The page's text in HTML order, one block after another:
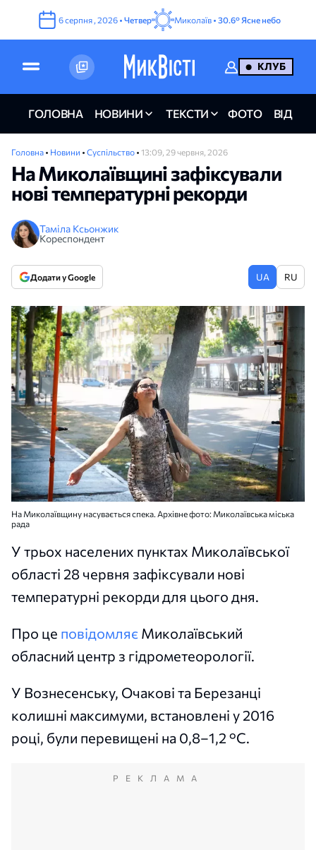
6серпня , 2026 • Четвер Миколаїв • 30.6° Ясне небо
КЛУБ
ГОЛОВНА НОВИНИ ТЕКСТИ ФОТО ВІДЕО
Головна • Новини • Суспільство • 13:09, 29 червня, 2026
На Миколаївщині зафіксували
нові температурні рекорди
Таміла Ксьонжик
Кореспондент
Додати у Google UA RU
На Миколаївщину насувається спека. Архівне фото: Миколаївська міська
рада
У трьох населених пунктах Миколаївської
області 28 червня зафіксували нові
температурні рекорди для цього дня.
Про це повідомляє Миколаївський
обласний центр з гідрометеорології.
У Вознесенську, Очакові та Березанці
колишні максимуми, встановлені у 2016
році, були перевищені на 0,8–1,2 °C.
РЕКЛАМА